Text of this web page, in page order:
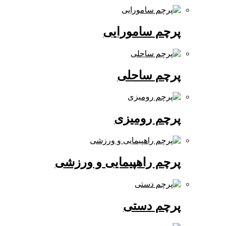
پرچم سامورایی
پرچم ساحلی
پرچم رومیزی
پرچم راهپیمایی و ورزشی
پرچم دستی